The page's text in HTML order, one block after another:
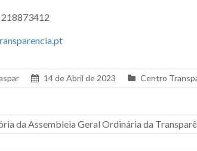
14 de Abril de 2023 Centro
da Assembleia Geral Ordinária da